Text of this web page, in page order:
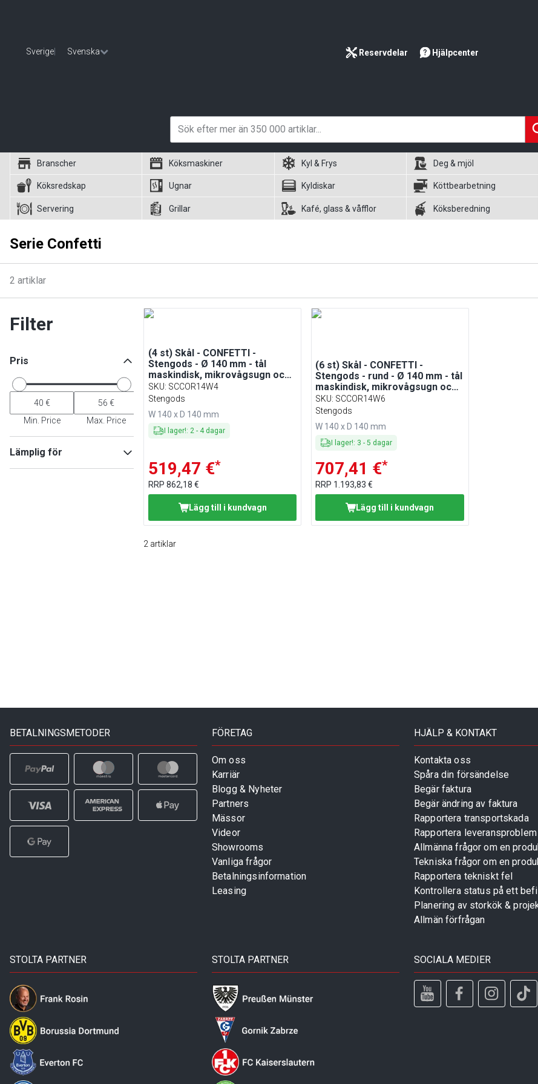
Sverige Svenska Reservdelar Hjälpcenter
Branscher Köksmaskiner Kyl & Frys Deg & mjöl
Köksredskap Ugnar Kyldiskar Köttbearbetning
Servering Grillar Kafé, glass & våfflor Köksberedning
Serie Confetti
2 artiklar
Filter
Pris
Min. Price Max. Price
Lämplig för
(4 st) Skål - CONFETTI -
Stengods - Ø 140 mm - tål
maskindisk, mikrovågsugn och
ugn - rosa
SKU: SCCOR14W4
Stengods
W 140 x D 140 mm
I lager!: 2- 4 dagar
519,47 €*
RRP 862,18 €
Lägg till i kundvagn
(6 st) Skål - CONFETTI -
Stengods - rund - Ø 140 mm - tål
maskindisk, mikrovågsugn och
ugn upp till 220 °C - rosa
SKU: SCCOR14W6
Stengods
W 140 x D 140 mm
I lager!: 3 -5 dagar
707,41 €*
RRP 1.193,83 €
Lägg till i kundvagn
2 artiklar
BETALNINGSMETODER FÖRETAG
Om oss
Karriär
Blogg & Nyheter
Partners
Mässor
Videor
Showrooms
Vanliga frågor
Betalningsinformation
Leasing
HJÄLP & KONTAKT
Kontakta oss
Spåra din försändelse
Begär faktura
Begär ändring av faktura
Rapportera transportskada
Rapportera leveransproblem
Allmänna frågor om en
Tekniska frågor om en
Rapportera tekniskt fel
Kontrollera status på ett
Planering av storkök &
Allmän förfrågan
STOLTA PARTNER STOLTA PARTNER SOCIALA MEDIER